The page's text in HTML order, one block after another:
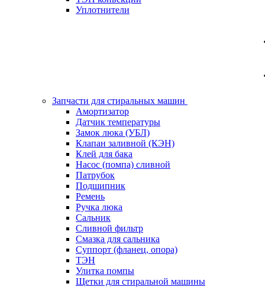
Уплотнители
Запчасти для стиральных машин
Амортизатор
Датчик температуры
Замок люка (УБЛ)
Клапан заливной (КЭН)
Клей для бака
Насос (помпа) сливной
Патрубок
Подшипник
Ремень
Ручка люка
Сальник
Сливной фильтр
Смазка для сальника
Суппорт (фланец, опора)
ТЭН
Улитка помпы
Щетки для стиральной машины